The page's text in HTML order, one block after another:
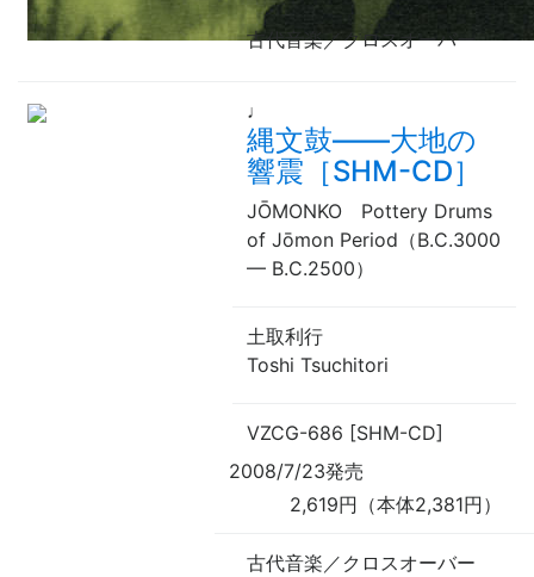
古代音楽／クロスオーバー
♩
縄文鼓——大地の
響震［SHM-CD］
JŌMONKO Pottery Drums
of Jōmon Period（B.C.3000
— B.C.2500）
土取利行
Toshi Tsuchitori
VZCG-686 [SHM-CD]
2008/7/23発売
2,619円（本体2,381円）
古代音楽／クロスオーバー